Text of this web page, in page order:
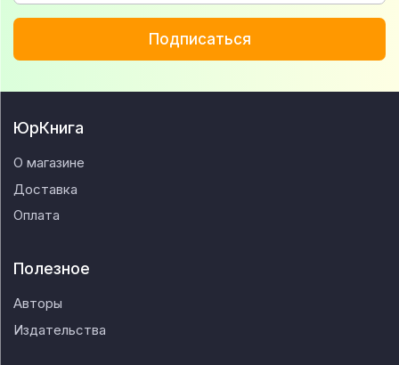
Подписаться
ЮрКнига
О магазине
Доставка
Оплата
Полезное
Авторы
Издательства